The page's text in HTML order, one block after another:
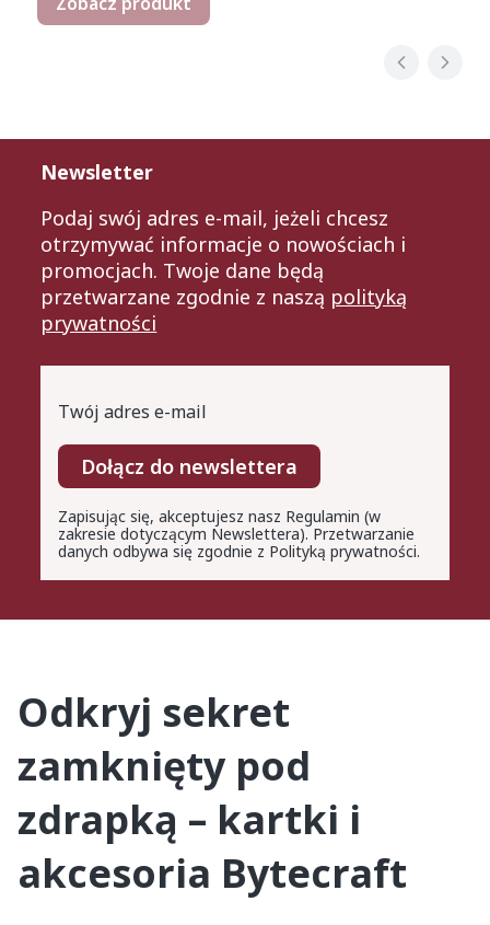
Newsletter
Podaj swój adres e-mail, jeżeli chcesz
otrzymywać informacje o nowościach i
promocjach. Twoje dane będą
przetwarzane zgodnie z naszą polityką
prywatności
Twój adres e-mail
Dołącz do newslettera
Zapisując się, akceptujesz nasz Regulamin (w
zakresie dotyczącym Newslettera). Przetwarzanie
danych odbywa się zgodnie z Polityką prywatności.
Odkryj sekret
zamknięty pod
zdrapką – kartki i
akcesoria Bytecraft